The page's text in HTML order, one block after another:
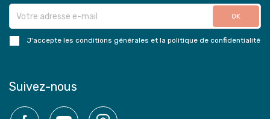
J'accepte les conditions générales et la politique de confidentialité
Suivez-nous
Facebook YouTube